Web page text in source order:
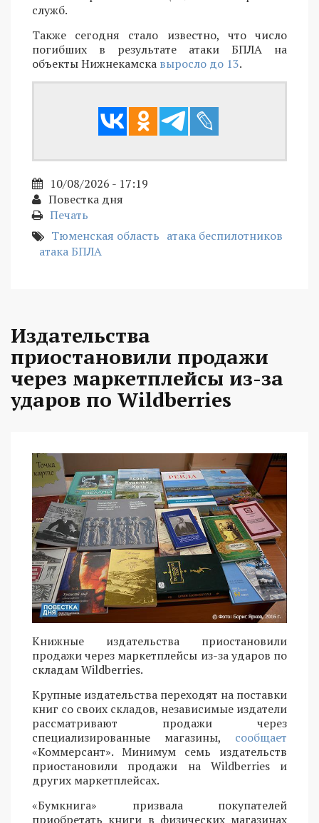
служб.
Также сегодня стало известно, что число
погибших в результате атаки БПЛА на
объекты Нижнекамска выросло до 13.
10/08/2026 - 17:19
Повестка дня
Печать
Тюменская область атака беспилотников
атака БПЛА
Издательства
приостановили продажи
через маркетплейсы из-за
ударов по Wildberries
Книжные издательства приостановили
продажи через маркетплейсы из-за ударов по
складам Wildberries.
Крупные издательства переходят на поставки
книг со своих складов, независимые издатели
рассматривают продажи через
специализированные магазины, сообщает
«Коммерсант». Минимум семь издательств
приостановили продажи на Wildberries и
других маркетплейсах.
«Бумкнига» призвала покупателей
приобретать книги в физических магазинах